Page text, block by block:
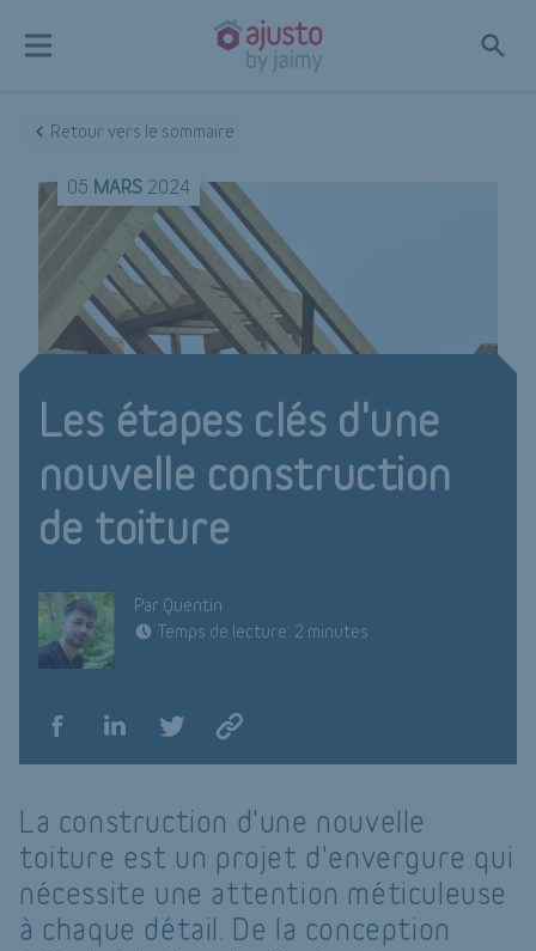
Retour vers le sommaire
05 MARS 2024
Les étapes clés d'une
nouvelle construction
de toiture
Par Quentin
Temps de lecture: 2 minutes
La construction d'une nouvelle
toiture est un projet d'envergure qui
nécessite une attention méticuleuse
à chaque détail. De la conception